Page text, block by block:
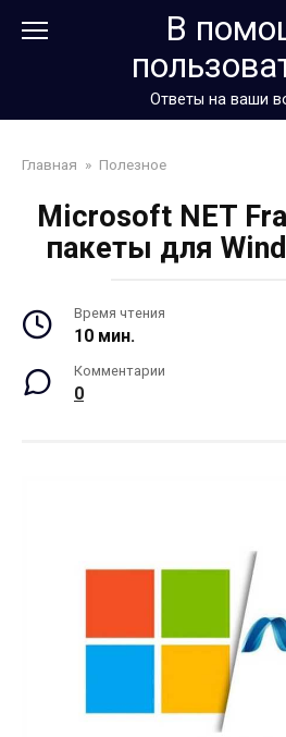
В
Ответы на ваши
Главная » Полезное
Microsoft NET
пакеты для
Время чтения
10 мин.
Комментарии
0